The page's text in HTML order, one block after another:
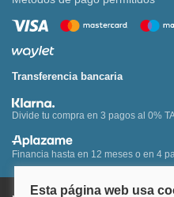
Transferencia bancaria
Divide tu compra en 3 pagos al 0%
Financia hasta en 12 meses o en 4